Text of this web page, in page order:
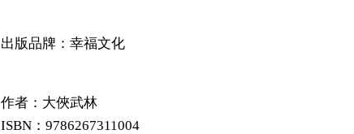
出版品牌：幸福文化
作者： 大俠武林
ISBN：9786267311004